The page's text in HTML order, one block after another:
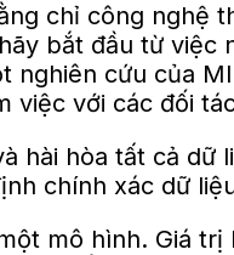
chỉ công nghệ
bắt đầu từ
nghiên cứu của
việc với các đối
hài hòa tất cả
chính xác dữ
mô hình. Giá